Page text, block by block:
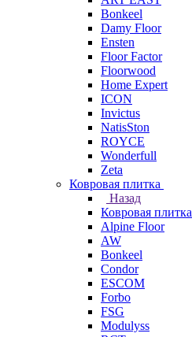
Bonkeel
Damy Floor
Ensten
Floor Factor
Floorwood
Home Expert
ICON
Invictus
NatisSton
ROYCE
Wonderfull
Zeta
Ковровая плитка
Назад
Ковровая плитка
Alpine Floor
AW
Bonkeel
Condor
ESCOM
Forbo
FSG
Modulyss